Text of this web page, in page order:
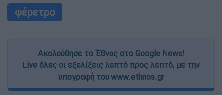
φέρετρο
Ακολούθησε το Έθνος στο Google News!
Live όλες οι εξελίξεις λεπτό προς λεπτό, με την
υπογραφή του www.ethnos.gr